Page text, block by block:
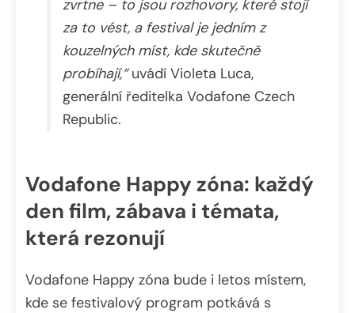
zvrtne – to jsou rozhovory, které stojí
za to vést, a festival je jedním z
kouzelných míst, kde skutečně
probíhají,“uvádí Violeta Luca,
generální ředitelka Vodafone Czech
Republic.
Vodafone Happy zóna: každý
den film, zábava i témata,
která rezonují
Vodafone Happy zóna bude i letos místem,
kde se festivalový program potkává s